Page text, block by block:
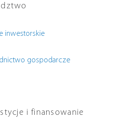
inwestorskie
gospodarcze
i finansowanie